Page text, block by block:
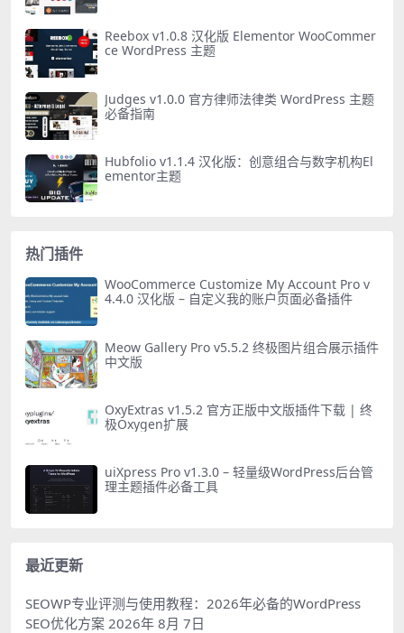
Reebox v1.0.8 汉化版 Elementor WooCommer
ce WordPress 主题
Judges v1.0.0 官方律师法律类 WordPress 主题
必备指南
Hubfolio v1.1.4 汉化版：创意组合与数字机构El
ementor主题
热门插件
WooCommerce Customize My Account Pro v
4.4.0 汉化版 – 自定义我的账户页面必备插件
Meow Gallery Pro v5.5.2 终极图片组合展示插件
中文版
OxyExtras v1.5.2 官方正版中文版插件下载 | 终
极Oxygen扩展
uiXpress Pro v1.3.0 – 轻量级WordPress后台管
理主题插件必备工具
最近更新
SEOWP专业评测与使用教程：2026年必备的WordPress
SEO优化方案 2026年 8月 7日